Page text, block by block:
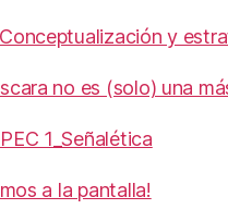
y
no es (solo) una
1_Señalética
a la pantalla!